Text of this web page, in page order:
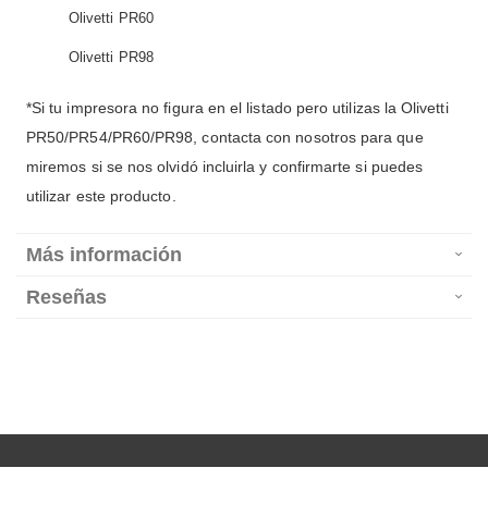
Olivetti PR60
Olivetti PR98
*Si tu impresora no figura en el listado pero utilizas la Olivetti
PR50/PR54/PR60/PR98, contacta con nosotros para que
miremos si se nos olvidó incluirla y confirmarte si puedes
utilizar este producto.
Más información
Reseñas